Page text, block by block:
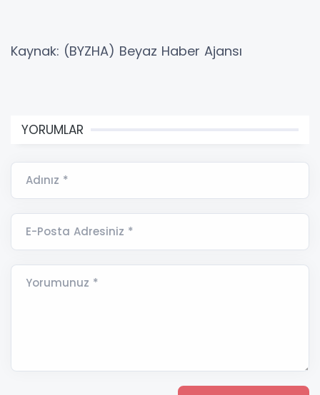
Kaynak: (BYZHA) Beyaz Haber Ajansı
YORUMLAR
Adınız *
E-Posta Adresiniz *
Yorumunuz *